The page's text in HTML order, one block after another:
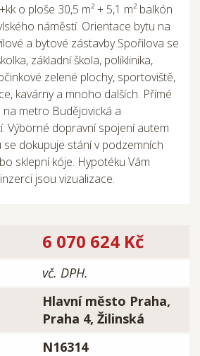
o ploše 30,5 m² + 5,1 m² balkón
náměstí. Orientace bytu na
a bytové zástavby Spořilova se
základní škola, poliklinika,
zelené plochy, sportoviště,
kavárny a mnoho dalších. Přímé
metro Budějovická a
Výborné dopravní spojení autem
se dokupuje stání v podzemních
sklepní kóje. Hypotéku Vám
jsou vizualizace.
6 070 624 Kč
vč. DPH.
Hlavní město Praha,
Praha 4, Žilinská
N16314